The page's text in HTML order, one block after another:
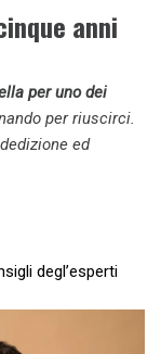
anni
per uno dei
per riuscirci.
ed
degl’esperti